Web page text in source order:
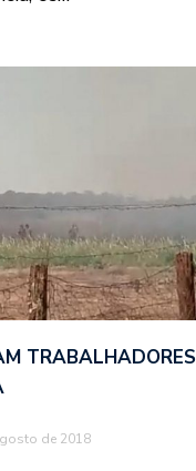
TRABALHADORES
de 2018